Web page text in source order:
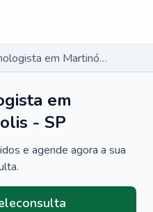
Pneumologista em Martinópolis - SP
em
- SP
e agende agora a sua